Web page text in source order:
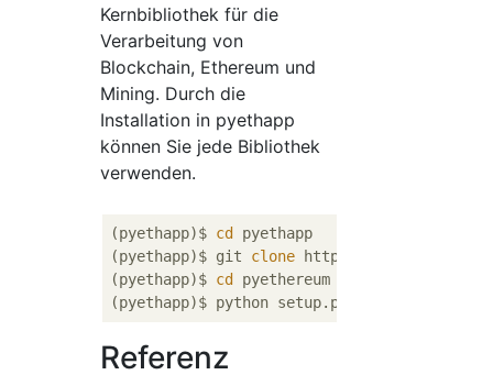
Kernbibliothek für die
Verarbeitung von
Blockchain, Ethereum und
Mining. Durch die
Installation in pyethapp
können Sie jede Bibliothek
verwenden.
(pyethapp)$ cd
pyethapp
(pyethapp)$ git clone https://github.com/
(pyethapp)$ cd
pyethereum
Referenz